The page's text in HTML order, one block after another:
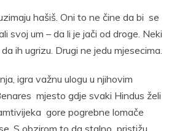
hašiš. Oni to ne čine da bi se
svoj um – da li je jači od droge. Neki
ih ugrizu. Drugi ne jedu mjesecima.
igra važnu ulogu u njihovim
mjesto gdje svaki Hindus želi
gore pogrebne lomače
S obzirom to da stalno pristižu